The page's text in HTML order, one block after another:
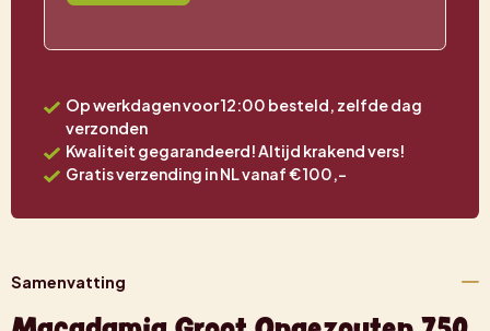
Op werkdagen voor 12:00 besteld, zelfde dag
verzonden
Kwaliteit gegarandeerd! Altijd krakend vers!
Gratis verzending in NL vanaf € 100,-
Samenvatting